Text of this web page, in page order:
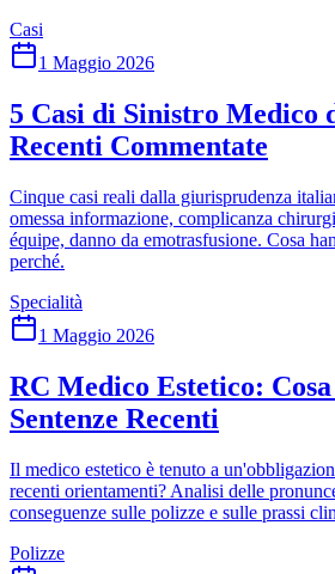
Casi
1 Maggio 2026
5 Casi di Sinistro Medico
Recenti Commentate
Cinque casi reali dalla giurisprudenza
omessa informazione, complicanza
équipe, danno da emotrasfusione. Cosa
perché.
Specialità
1 Maggio 2026
RC Medico Estetico:
Sentenze Recenti
Il medico estetico è tenuto a
recenti orientamenti? Analisi delle
conseguenze sulle polizze e sulle prassi
Polizze